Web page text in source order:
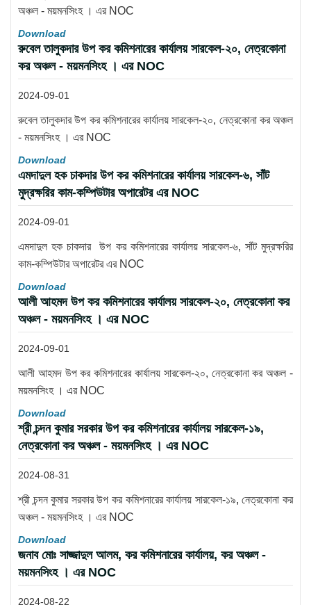
অঞ্চল - ময়মনসিংহ । এর NOC
Download
রুবেল তালুকদার উপ কর কমিশনারের কার্যালয় সারকেল-২০, নেত্রকোনা
কর অঞ্চল - ময়মনসিংহ । এর NOC
2024-09-01
রুবেল তালুকদার উপ কর কমিশনারের কার্যালয় সারকেল-২০, নেত্রকোনা কর অঞ্চল
- ময়মনসিংহ । এর NOC
Download
এমদাদুল হক চাকদার উপ কর কমিশনারের কার্যালয় সারকেল-৬, সাঁট
মুদ্রক্ষরির কাম-কম্পিউটার অপারেটর এর NOC
2024-09-01
এমদাদুল হক চাকদার উপ কর কমিশনারের কার্যালয় সারকেল-৬, সাঁট মুদ্রক্ষরির
কাম-কম্পিউটার অপারেটর এর NOC
Download
আলী আহমদ উপ কর কমিশনারের কার্যালয় সারকেল-২০, নেত্রকোনা কর
অঞ্চল - ময়মনসিংহ । এর NOC
2024-09-01
আলী আহমদ উপ কর কমিশনারের কার্যালয় সারকেল-২০, নেত্রকোনা কর অঞ্চল -
ময়মনসিংহ । এর NOC
Download
শ্রী চন্দন কুমার সরকার উপ কর কমিশনারের কার্যালয় সারকেল-১৯,
নেত্রকোনা কর অঞ্চল - ময়মনসিংহ । এর NOC
2024-08-31
শ্রী চন্দন কুমার সরকার উপ কর কমিশনারের কার্যালয় সারকেল-১৯, নেত্রকোনা কর
অঞ্চল - ময়মনসিংহ । এর NOC
Download
জনাব মোঃ সাজ্জাদুল আলম, কর কমিশনারের কার্যালয়, কর অঞ্চল -
ময়মনসিংহ । এর NOC
2024-08-22